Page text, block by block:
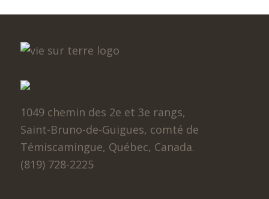
1049 chemin des 2e et 3e rangs,
Saint-Bruno-de-Guigues, comté de
Témiscamingue, Québec, Canada.
(819) 728-2225